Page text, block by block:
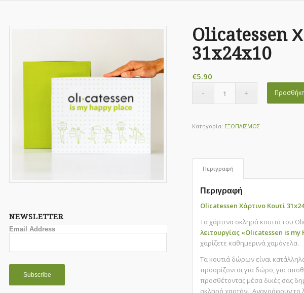
NEWSLETTER
Email Address
Olicatessen
31x24x10
€5.90
Κατηγορία: ΕΞΟΠΛΙΣΜΟΣ
Περιγραφή
Περιγραφή
Olicatessen Χάρτινο Κουτί
Τα χάρτινα σκληρά κουτιά του
λειτουργίας «Olicatessen is my
χαρίζετε καθημερινά χαμόγελα.
Τα κουτιά δώρων είναι
προορίζονται για δώρο, για
προσθέτοντας μέσα δικές σας
σκληρό χαρτόνι. Αναγράφουν